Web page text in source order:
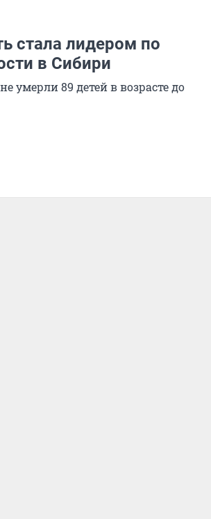
стала лидером по
в Сибири
умерли 89 детей в возрасте до